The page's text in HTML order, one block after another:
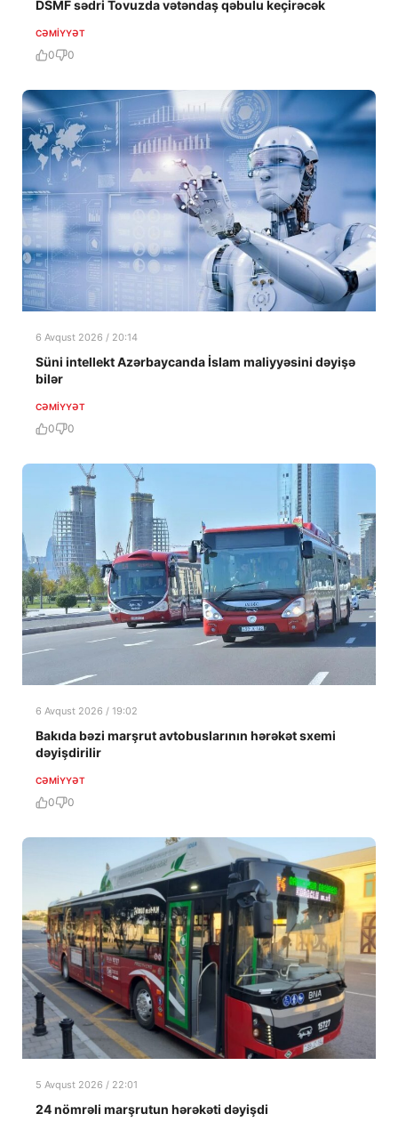
DSMF sədri Tovuzda vətəndaş qəbulu keçirəcək
CƏMIYYƏT
0 0
6 Avqust 2026 / 20:14
Süni intellekt Azərbaycanda İslam maliyyəsini dəyişə
bilər
CƏMIYYƏT
0 0
6 Avqust 2026 / 19:02
Bakıda bəzi marşrut avtobuslarının hərəkət sxemi
dəyişdirilir
CƏMIYYƏT
0 0
5 Avqust 2026 / 22:01
24 nömrəli marşrutun hərəkəti dəyişdi